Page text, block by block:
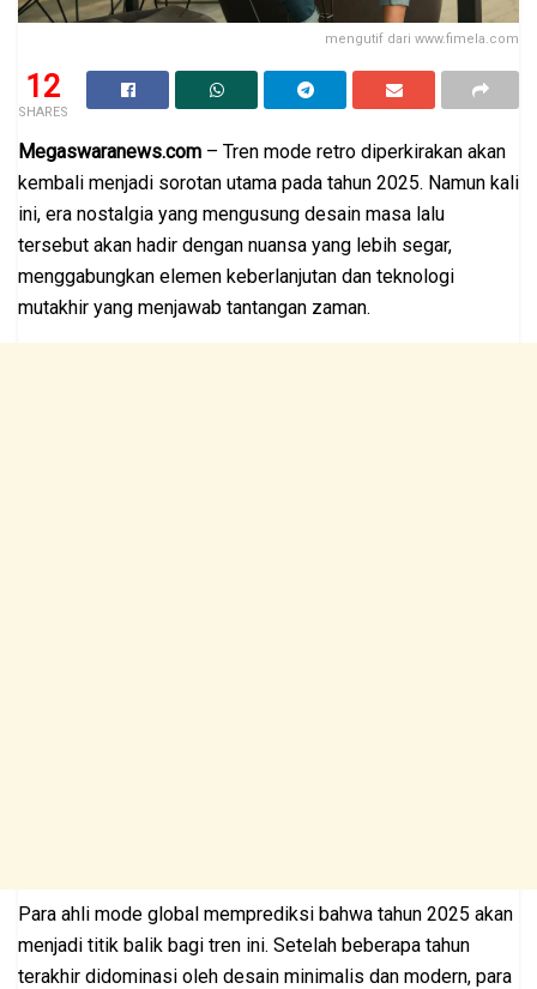
mengutif dari www.fimela.com
12
SHARES
Megaswaranews.com – Tren mode retro diperkirakan akan
kembali menjadi sorotan utama pada tahun 2025. Namun kali
ini, era nostalgia yang mengusung desain masa lalu
tersebut akan hadir dengan nuansa yang lebih segar,
menggabungkan elemen keberlanjutan dan teknologi
mutakhir yang menjawab tantangan zaman.
Para ahli mode global memprediksi bahwa tahun 2025 akan
menjadi titik balik bagi tren ini. Setelah beberapa tahun
terakhir didominasi oleh desain minimalis dan modern, para